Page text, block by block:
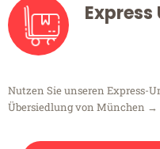
Express
Nutzen Sie unseren Express-
Übersiedlung von München →